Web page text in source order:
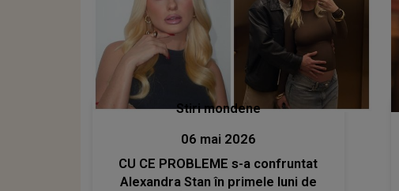
Stiri mondene
06 mai 2026
CU CE PROBLEME s-a confruntat
Alexandra Stan în primele luni de